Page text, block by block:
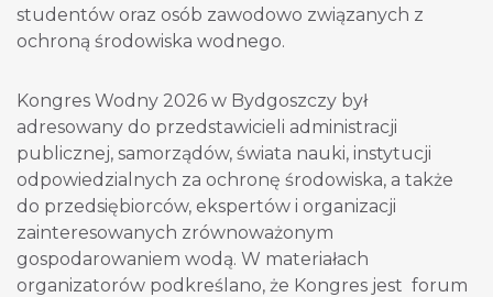
studentów oraz osób zawodowo związanych z
ochroną środowiska wodnego.
Kongres Wodny 2026 w Bydgoszczy był
adresowany do przedstawicieli administracji
publicznej, samorządów, świata nauki, instytucji
odpowiedzialnych za ochronę środowiska, a także
do przedsiębiorców, ekspertów i organizacji
zainteresowanych zrównoważonym
gospodarowaniem wodą. W materiałach
organizatorów podkreślano, że Kongres jest forum